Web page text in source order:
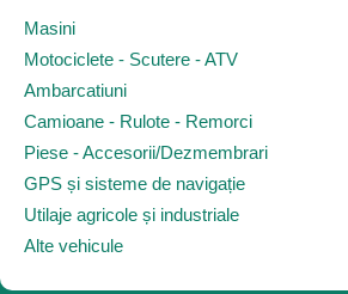
Masini
Motociclete - Scutere - ATV
Ambarcatiuni
Camioane - Rulote - Remorci
Piese - Accesorii/Dezmembrari
GPS și sisteme de navigație
Utilaje agricole și industriale
Alte vehicule